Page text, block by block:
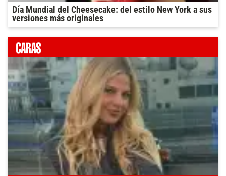
Día Mundial del Cheesecake: del estilo New York a sus
versiones más originales